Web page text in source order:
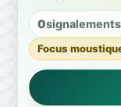
0signalements
Focus